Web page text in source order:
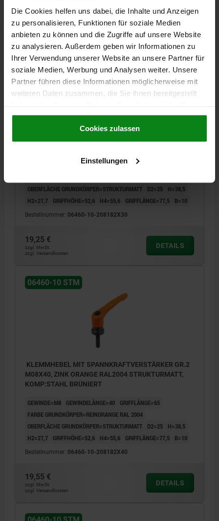
Die Cookies helfen uns dabei, die Inhalte und Anzeigen
zu personalisieren, Funktionen für soziale Medien
anbieten zu können und die Zugriffe auf unsere Website
zu analysieren. Außerdem geben wir Informationen zu
Ihrer Verwendung unserer Website an unsere Partner für
soziale Medien, Werbung und Analysen weiter. Unsere
Partner führen diese Informationen möglicherweise mit
weiteren Daten zusammen, die Sie ihnen bereitgestellt
gesammelt haben.Cookie Richtlinien
Datenschutz|AGB
Cookies zulassen
Einstellungen
zzgl. MwSt.
DETAILS
06460-10 STM
KLEMMHEBEL MIT SPANNKRAFTVERSTÄRKER GR.2
GEWINDELÄNGE=30 GRIFFLÄNGE=65
OBERFLÄCHE GRUNDKÖRPER=STRUKTURMATT
D2=25
H=38,5
H2=27,7
GRIFFHÖHE=52,6 H4=55,6 GRIFFLÄNGE=77,5 B=10
Bestellnummer: 06460-10-208182X30
19,25 €
zzgl. MwSt.
zzgl. Versandkosten
DETAILS
06460-10 STM
KLEMMHEBEL MIT SPANNKRAFTVERSTÄRKER GR.2
M08X40, ZINK ORANGE RAL2004 STRUKTURMATT,
KOMP:STAHL BRÜNIERT
GEWINDE=M8 GEWINDELÄNGE=40
GRIFFLÄNGE=65
FARBE GRUNDKÖRPER=REINORANGE RAL 2004
OBERFLÄCHE GRUNDKÖRPER=STRUKTURMATT
D2=25
H=38,5
H2=27,7
GRIFFHÖHE=52,6 H4=55,6 GRIFFLÄNGE=77,5 B=10
Bestellnummer: 06460-10-208182X40
19,55 €
zzgl. MwSt.
zzgl. Versandkosten
DETAILS